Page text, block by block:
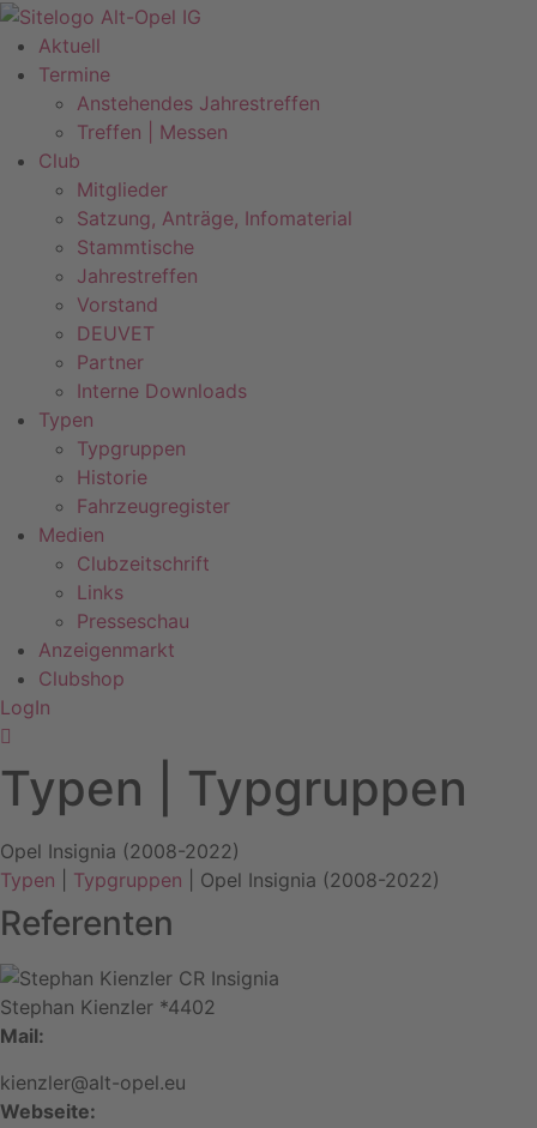
Zum
Inhalt
springen
Aktuell
Termine
Anstehendes Jahrestreffen
Treffen | Messen
Club
Mitglieder
Satzung, Anträge, Infomaterial
Stammtische
Jahrestreffen
Vorstand
DEUVET
Partner
Interne Downloads
Typen
Typgruppen
Historie
Fahrzeugregister
Medien
Clubzeitschrift
Links
Presseschau
Anzeigenmarkt
Clubshop
LogIn
Typen | Typgruppen
Opel Insignia (2008-2022)
Typen
Typgruppen | Opel Insignia (2008-2022)
Referenten
Stephan Kienzler *4402
Mail:
kienzler@alt-opel.eu
Webseite: